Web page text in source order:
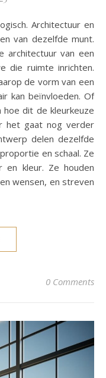
van dezelfde munt.
architectuur van een
die ruimte inrichten.
de vorm van een
kan beïnvloeden. Of
dit de kleurkeuze
het gaat nog verder
delen dezelfde
en schaal. Ze
en kleur. Ze houden
wensen, en streven
0 Comments